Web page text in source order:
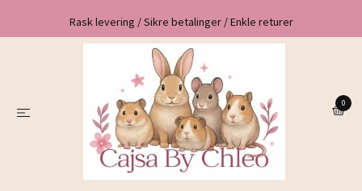
Rask levering / Sikre betalinger / Enkle returer
0